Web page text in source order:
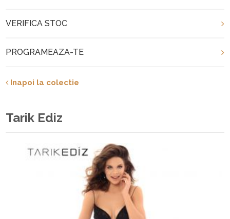
VERIFICA STOC
PROGRAMEAZA-TE
Inapoi la colectie
Tarik Ediz